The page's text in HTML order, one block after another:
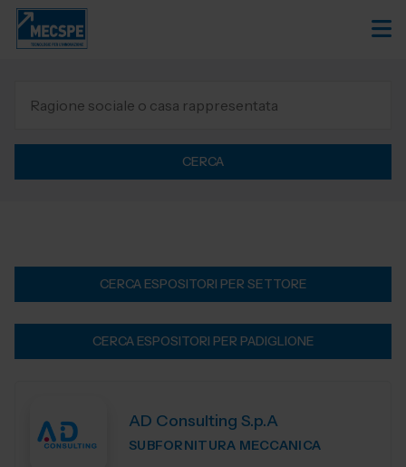
CERCA
CERCA ESPOSITORI PER SETTORE
CERCA ESPOSITORI PER PADIGLIONE
AD Consulting S.p.A
SUBFORNITURA MECCANICA